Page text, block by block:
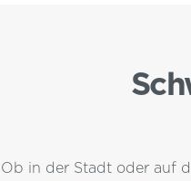
Ob in der Stadt oder auf